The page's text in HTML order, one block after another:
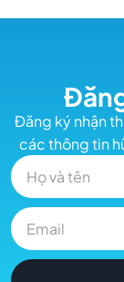
Đăng ký nhận
các thông tin